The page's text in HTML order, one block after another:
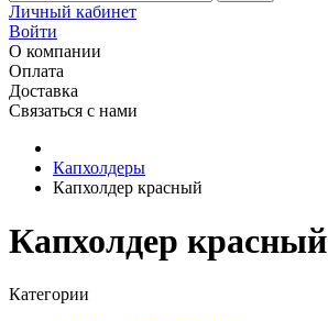
Личный кабинет
Войти
О компании
Оплата
Доставка
Связаться с нами
Капхолдеры
Капхолдер красный
Капхолдер красный
Категории